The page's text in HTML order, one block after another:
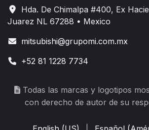
Hda. De Chimalpa #400, Ex
Juarez NL 67288 • Mexico
mitsubishi@grupomi.com.mx
+52 81 1228 7734
Todas las marcas y logotipos
con derecho de autor de su